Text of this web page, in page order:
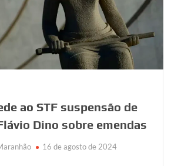
ao STF suspensão de
Dino sobre emendas
16 de agosto de 2024